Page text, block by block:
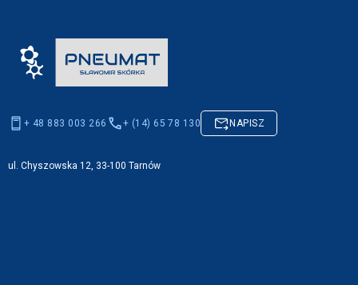
+ 48 883 003 266 + (14) 65 78 130 NAPISZ
ul. Chyszowska 12, 33-100 Tarnów